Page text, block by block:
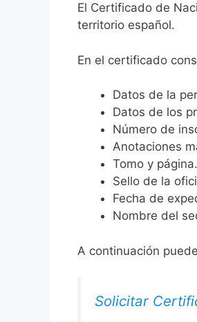
El Certificado de
territorio español.
En el certificado
Datos de la
Datos de los
Número de
Anotaciones
Tomo y página.
Sello de la
Fecha de
Nombre del
A continuación
Solicitar